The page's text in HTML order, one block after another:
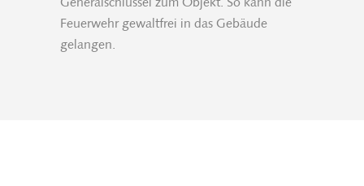
Feuerwehr gewaltfrei in das Gebäude
gelangen.